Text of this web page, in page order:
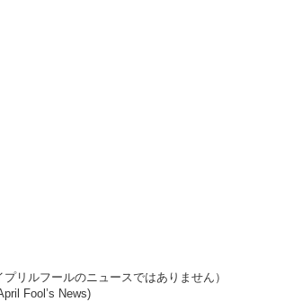
リルフールのニュースではありません）
Fool’s News)